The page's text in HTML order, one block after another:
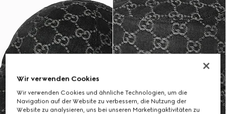
Wir verwenden Cookies
Wir verwenden Cookies und ähnliche Technologien, um die
Navigation auf der Website zu verbessern, die Nutzung der
Website zu analysieren, uns bei unseren Marketingaktivitäten zu